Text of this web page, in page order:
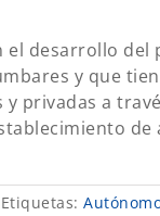
desarrollo del
y que
privadas a
de
Etiquetas: